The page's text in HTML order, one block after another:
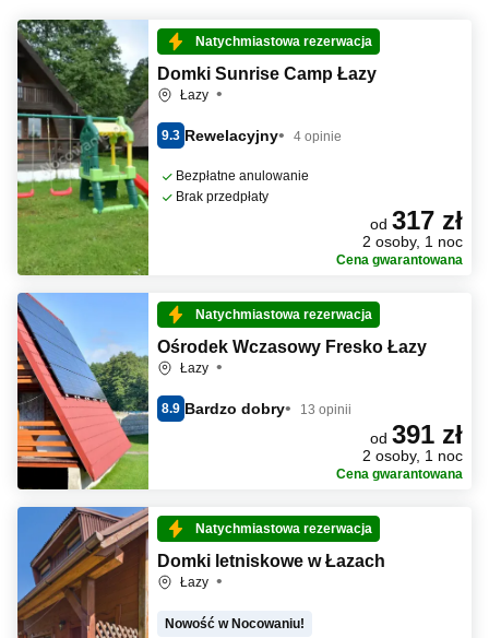
Natychmiastowa rezerwacja
Domki Sunrise Camp Łazy
Łazy
9.3 Rewelacyjny 4 opinie
Bezpłatne anulowanie
Brak przedpłaty
od 317 zł
2 osoby, 1 noc
Cena gwarantowana
Natychmiastowa rezerwacja
Ośrodek Wczasowy Fresko Łazy
Łazy
8.9 Bardzo dobry 13 opinii
od 391 zł
2 osoby, 1 noc
Cena gwarantowana
Natychmiastowa rezerwacja
Domki letniskowe w Łazach
Łazy
Nowość w Nocowaniu!